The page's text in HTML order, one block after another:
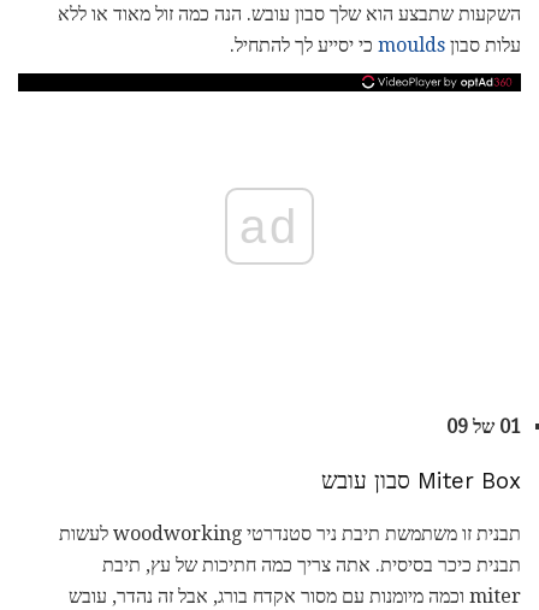
השקעות שתבצע הוא שלך סבון עובש. הנה כמה זול מאוד או ללא
עלות סבון moulds כי יסייע לך להתחיל.
ad
01 של 09
Miter Box סבון עובש
תבנית זו משתמשת תיבת ניר סטנדרטי woodworking לעשות
תבנית כיכר בסיסית. אתה צריך כמה חתיכות של עץ, תיבת
miter וכמה מיומנות עם מסור אקדח בורג, אבל זה נהדר, עובש